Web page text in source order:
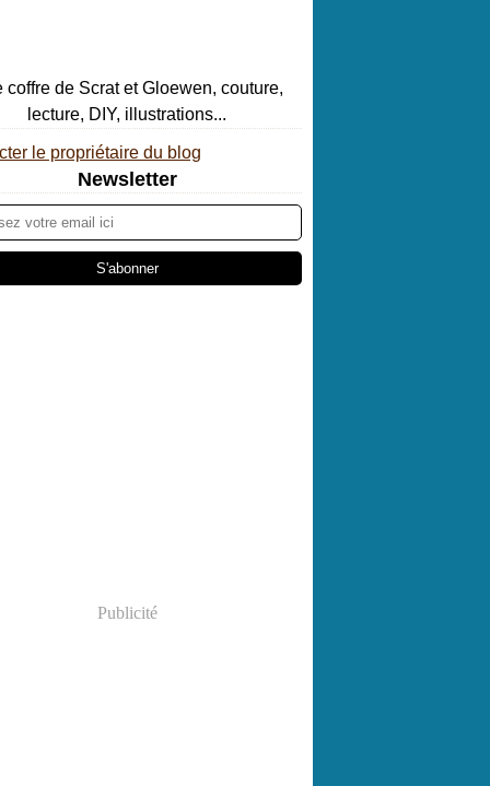
le propriétaire du blog
Newsletter
Publicité